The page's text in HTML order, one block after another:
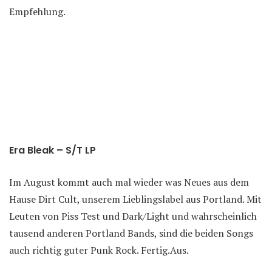
Empfehlung.
Era Bleak – S/T LP
Im August kommt auch mal wieder was Neues aus dem
Hause Dirt Cult, unserem Lieblingslabel aus Portland. Mit
Leuten von Piss Test und Dark/Light und wahrscheinlich
tausend anderen Portland Bands, sind die beiden Songs
auch richtig guter Punk Rock. Fertig.Aus.